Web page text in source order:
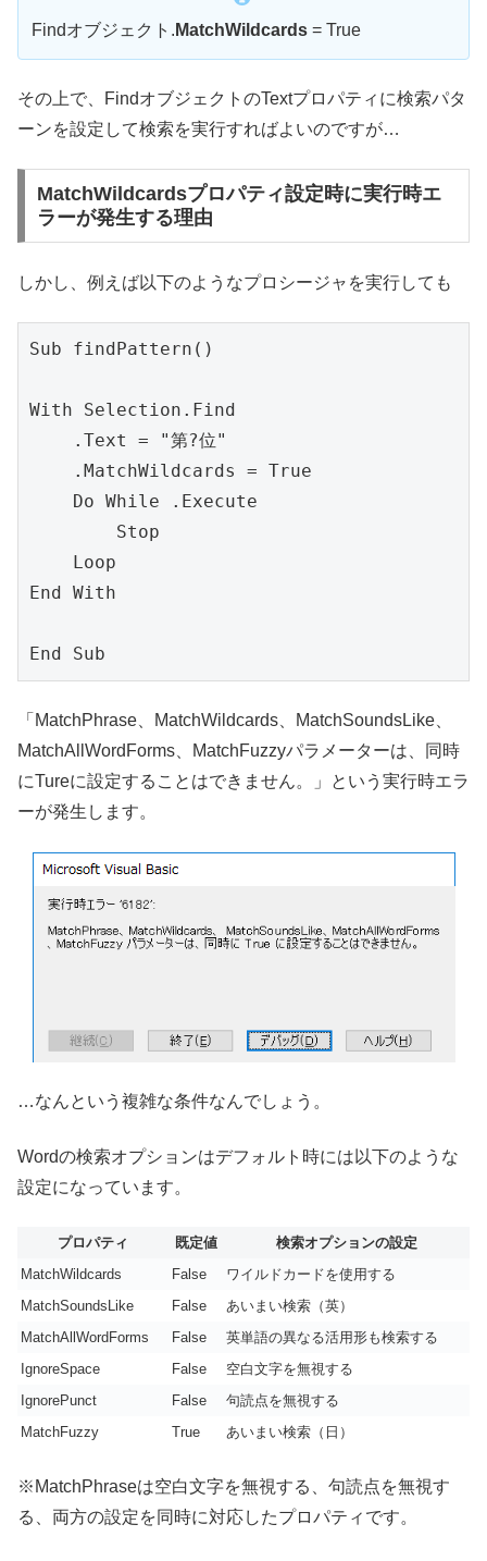
Findオブジェクト. MatchWildcards = True
その上で、FindオブジェクトのTextプロパティに検索パタ
ーンを設定して検索を実行すればよいのですが…
MatchWildcardsプロパティ設定時に実行時エ
ラーが発生する理由
しかし、例えば以下のようなプロシージャを実行しても
Sub findPattern()
With Selection.Find
    .Text = "第?位"
    .MatchWildcards = True
    Do While .Execute
        Stop
    Loop
End With
「MatchPhrase、MatchWildcards、MatchSoundsLike、
MatchAllWordForms、MatchFuzzyパラメーターは、同時
にTureに設定することはできません。」という実行時エラ
ーが発生します。
…なんという複雑な条件なんでしょう。
Wordの検索オプションはデフォルト時には以下のような
設定になっています。
プロパティ 既定値
検索オプションの設定
MatchWildcards
False
ワイルドカードを使用する
MatchSoundsLike
False
あいまい検索（英）
MatchAllWordForms
False
英単語の異なる活用形も検索する
IgnoreSpace
False
空白文字を無視する
IgnorePunct
False
句読点を無視する
MatchFuzzy
True あいまい検索（日）
※MatchPhraseは空白文字を無視する、句読点を無視す
る、両方の設定を同時に対応したプロパティです。